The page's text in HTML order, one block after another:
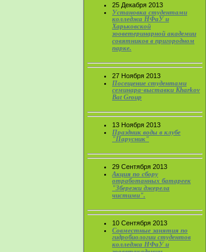
25 Декабря 2013
Установка студентами
колледжа НФаУ и
Харьковской
зооветеринарной академии
совятников в пригородном
парке.
27 Ноября 2013
Посещение студентами
семинара-выставки Kharkov
Bat Group
13 Ноября 2013
Праздник воды в клубе
"Парусник"
29 Сентября 2013
Акция по сбору
отработанных батареек
"Збережи джерела
чистими".
10 Сентября 2013
Совместные занятия по
гидробиологии студентов
колледжа НФаУ и